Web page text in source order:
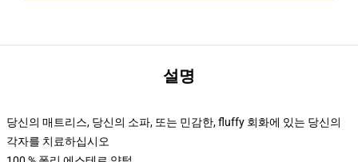
설명
당신의 매트리스, 당신의 소파, 또는 민감한, fluffy 회화에 있는 당신의
각자를 치료하십시오